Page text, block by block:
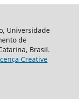
Universidade
de
Brasil.
Creative